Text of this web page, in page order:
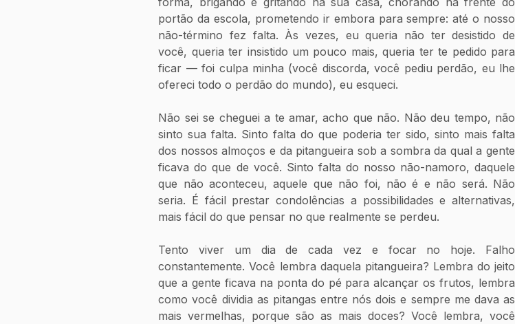
portão da escola, prometendo ir embora para sempre: até o nosso
não-término fez falta. Às vezes, eu queria não ter desistido de
você, queria ter insistido um pouco mais, queria ter te pedido para
ficar — foi culpa minha (você discorda, você pediu perdão, eu lhe
ofereci todo o perdão do mundo), eu esqueci.
Não sei se cheguei a te amar, acho que não. Não deu tempo, não
sinto sua falta. Sinto falta do que poderia ter sido, sinto mais falta
dos nossos almoços e da pitangueira sob a sombra da qual a gente
ficava do que de você. Sinto falta do nosso não-namoro, daquele
que não aconteceu, aquele que não foi, não é e não será. Não
seria. É fácil prestar condolências a possibilidades e alternativas,
mais fácil do que pensar no que realmente se perdeu.
Tento viver um dia de cada vez e focar no hoje. Falho
constantemente. Você lembra daquela pitangueira? Lembra do jeito
que a gente ficava na ponta do pé para alcançar os frutos, lembra
como você dividia as pitangas entre nós dois e sempre me dava as
mais vermelhas, porque são as mais doces? Você lembra, você